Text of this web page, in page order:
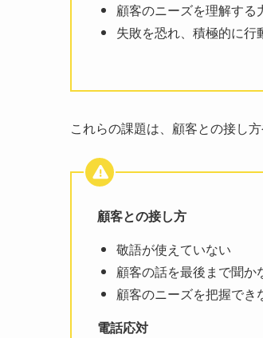
顧客のニーズを理解する
失敗を恐れ、積極的に行
これらの課題は、顧客との接し
顧客との接し方
敬語が使えていない
顧客の話を最後まで聞か
顧客のニーズを把握でき
電話応対